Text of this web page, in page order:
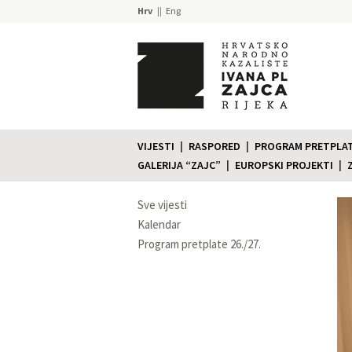
Hrv Eng
VIJESTI RASPORED
PROGRAM
GALERIJA “ZAJC”
EUROPSKI PROJEKTI
Sve vijesti
Kalendar
Program pretplate 26./27.